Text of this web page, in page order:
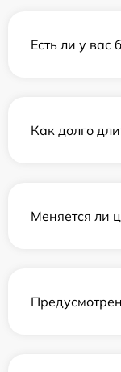
Есть ли у вас
Как долго
Меняется ли